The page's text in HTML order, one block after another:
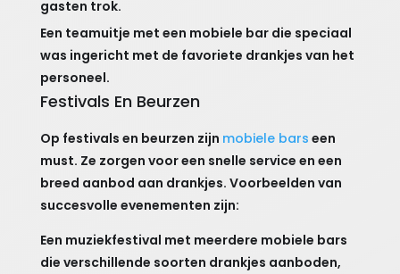
gasten trok.
Een teamuitje met een mobiele bar die speciaal
was ingericht met de favoriete drankjes van het
personeel.
Festivals En Beurzen
Op festivals en beurzen zijn mobiele bars een
must. Ze zorgen voor een snelle service en een
breed aanbod aan drankjes. Voorbeelden van
succesvolle evenementen zijn:
Een muziekfestival met meerdere mobiele bars
die verschillende soorten drankjes aanboden,